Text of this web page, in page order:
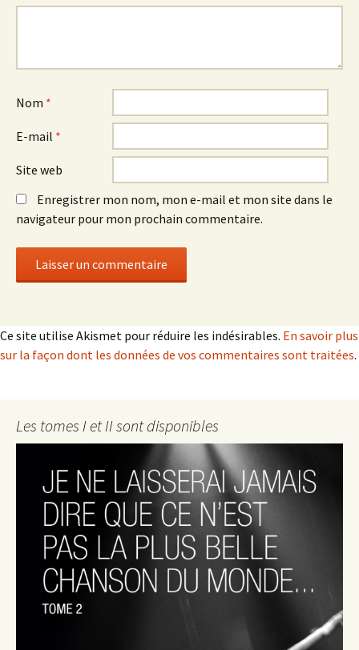
Nom *
E-mail *
Site web
Enregistrer mon nom, mon e-mail et mon site dans le
navigateur pour mon prochain commentaire.
Ce site utilise Akismet pour réduire les indésirables. En savoir plus
sur la façon dont les données de vos commentaires sont traitées.
Les tomes I et II sont disponibles